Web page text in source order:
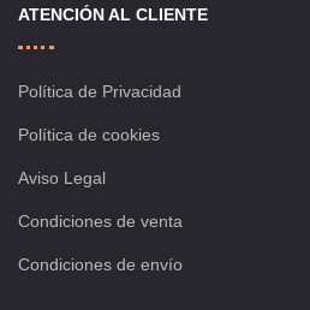
ATENCIÓN AL CLIENTE
Política de Privacidad
Política de cookies
Aviso Legal
Condiciones de venta
Condiciones de envío